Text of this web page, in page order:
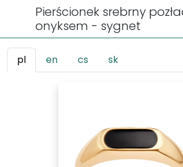
Pierścionek srebrny
onyksem - sygnet
pl en cs sk